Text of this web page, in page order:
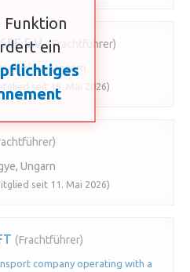
E.V. (Frachtführer)
Kiskun, Ungarn
seit 19. Mai 2026)
Ungarn
seit 11. Mai 2026)
(Frachtführer)
company operating with a
Funktion
ein